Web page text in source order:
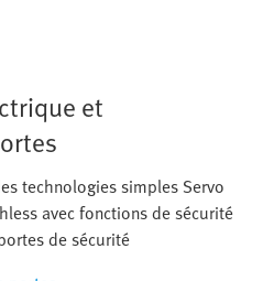
et
technologies simples Servo
avec fonctions de sécurité
de sécurité